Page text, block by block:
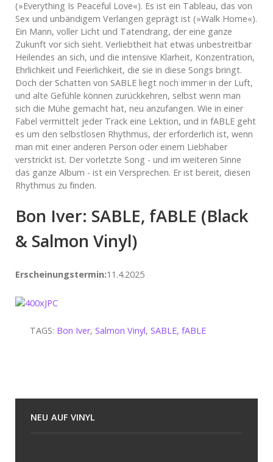
(»Everything Is Peaceful Love«). Es ist ein Tableau, das von
Sex und unbändigem Verlangen geprägt ist (»Walk Home«).
Ein Mann, voller Licht und Tatendrang, der eine ganze
Zukunft vor sich sieht. Verliebtheit hat etwas unbestreitbar
Heilendes an sich, und die intensive Klarheit, Konzentration,
Ehrlichkeit und Feierlichkeit, die sie in diese Songs bringt.
Doch der Schatten von SABLE liegt noch immer in der Luft,
und alte Gefühle können zurückkehren, selbst wenn man
sich die Mühe gemacht hat, neu anzufangen. Wie in einer
Fabel vermittelt jeder Track eine Lektion, und in fABLE geht
es um den selbstlosen Rhythmus, der erforderlich ist, wenn
man mit einer anderen Person oder einem Liebhaber
verstrickt ist. Der vorletzte Song - und im weiteren Sinne
das ganze Album - ist ein Versprechen. Er ist bereit, diesen
Rhythmus zu finden.
Bon Iver: SABLE, fABLE (Black
& Salmon Vinyl)
Erscheinungstermin:11.4.2025
TAGS: Bon Iver, Salmon Vinyl, SABLE, fABLE
NEU AUF VINYL